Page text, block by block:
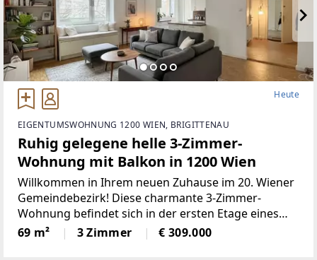
Heute
EIGENTUMSWOHNUNG 1200 WIEN, BRIGITTENAU
Ruhig gelegene helle 3-Zimmer-
Wohnung mit Balkon in 1200 Wien
Willkommen in Ihrem neuen Zuhause im 20. Wiener
Gemeindebezirk! Diese charmante 3-Zimmer-
Wohnung befindet sich in der ersten Etage eines
gepflegten Wohnhauses und bietet mit rund 70 m²
Wohnfläche einen idealen Rückzugsort für Paare,
69 m² 3 Zimmer € 309.000